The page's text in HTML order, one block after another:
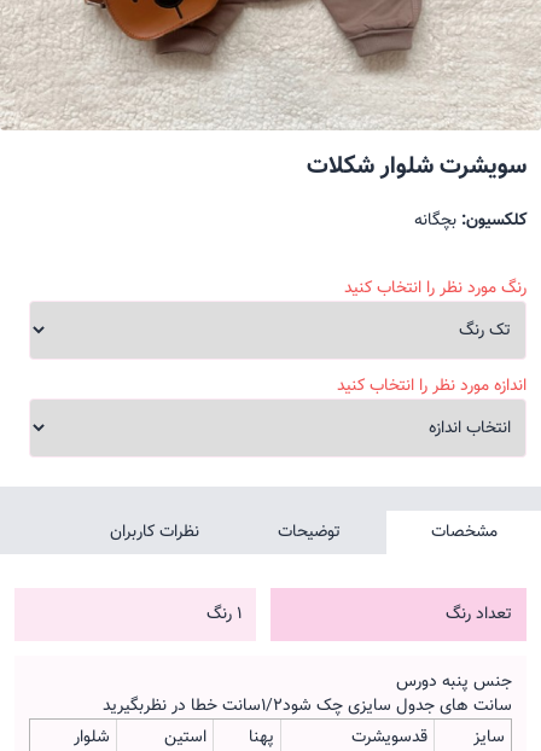
سویشرت شلوار شکلات
کلکسیون: بچگانه
رنگ مورد نظر را انتخاب کنید
اندازه مورد نظر را انتخاب کنید
مشخصات توضیحات نظرات کاربران
تعداد رنگ 1 رنگ
جنس پنبه دورس
سانت های جدول سایزی چک شود۱/۲سانت خطا در نظربگیرید
سایز
قدسویشرت پهنا استین
شلوار